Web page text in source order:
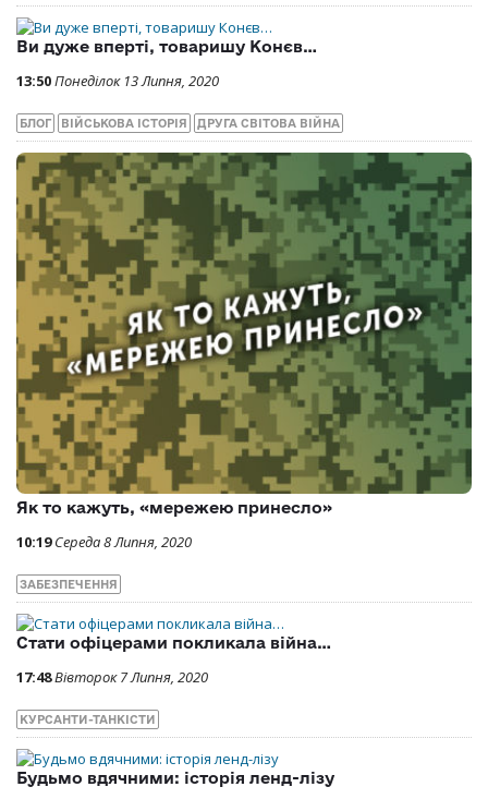
Ви дуже вперті, товаришу Конєв…
13:50Понеділок 13 Липня, 2020
БЛОГ ВІЙСЬКОВА ІСТОРІЯ ДРУГА СВІТОВА ВІЙНА
Як то кажуть, «мережею принесло»
10:19 Середа 8 Липня, 2020
ЗАБЕЗПЕЧЕННЯ
Стати офіцерами покликала війна…
17:48Вівторок 7 Липня, 2020
КУРСАНТИ-ТАНКІСТИ
Будьмо вдячними: історія ленд-лізу